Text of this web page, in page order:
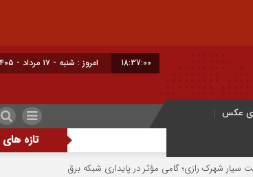
18:37:00 امروز : شنبه - ۱۷ مرداد - ۱۴۰۵
عکس
تازه
گامی مؤثر در پایداری شبکه برق شهرضا حسین نوری